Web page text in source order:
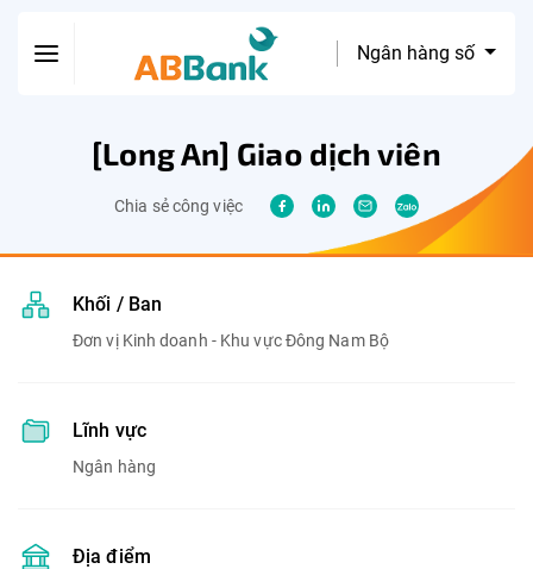
Ngân hàng số
[Long An] Giao dịch viên
Chia sẻ công việc
Khối / Ban
Đơn vị Kinh doanh - Khu vực Đông Nam Bộ
Lĩnh vực
Ngân hàng
Địa điểm